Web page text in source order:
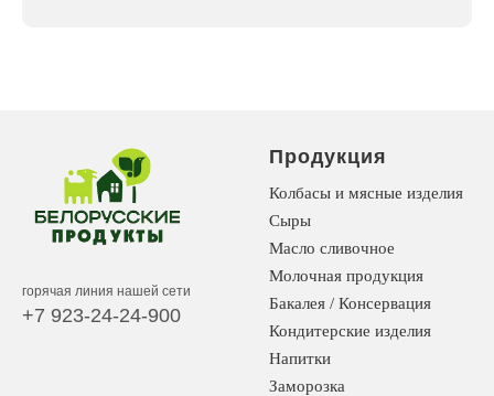
горячая линия нашей сети
+7 923-24-24-900
Продукция
Колбасы и мясные изделия
Сыры
Масло сливочное
Молочная продукция
Бакалея / Консервация
Кондитерские изделия
Напитки
Заморозка